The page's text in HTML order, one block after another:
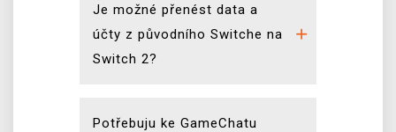
Je možné přenést data a
účty z původního Switche na
Switch 2?
Potřebuju ke GameChatu